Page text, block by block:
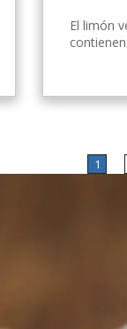
El limón
con la
secado
1